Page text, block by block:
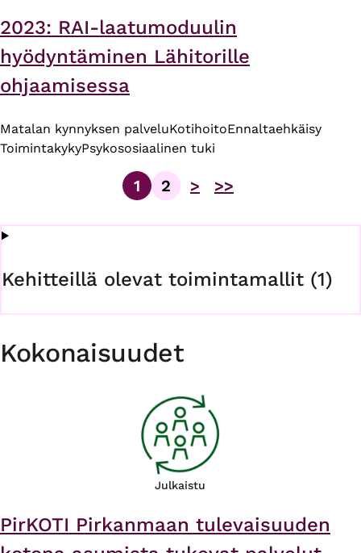
2023: RAI-laatumoduulin
hyödyntäminen Lähitorille
ohjaamisessa
Matalan kynnyksen palveluKotihoitoEnnaltaehkäisy
ToimintakykyPsykososiaalinen tuki
Sivu
1
Sivu
2 > >>
Kehitteillä olevat toimintamallit (1)
Kokonaisuudet
Julkaistu
PirKOTI Pirkanmaan tulevaisuuden